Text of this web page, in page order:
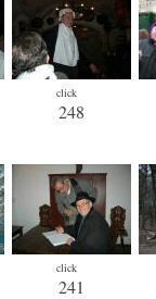
click
248
click
241